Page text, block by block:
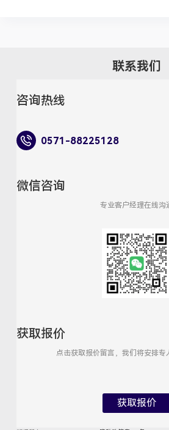
联系我们
咨询热线
0571-88225128
微信咨询
专业客户经理在线沟
获取报价
点击获取报价留言，我们将安排专
获取报价